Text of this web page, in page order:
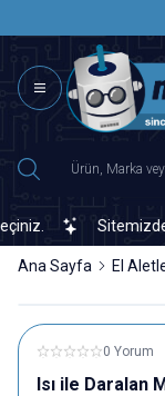
Sitemizde
Ana Sayfa El
0 Yorum
Isı ile Daralan